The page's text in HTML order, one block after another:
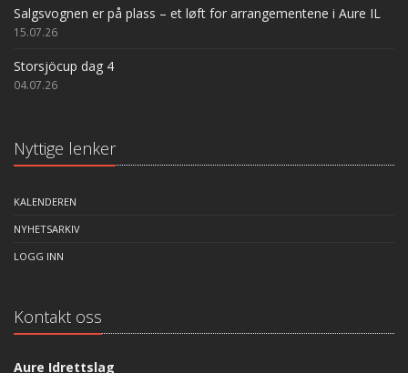
Salgsvognen er på plass – et løft for arrangementene i Aure IL
15.07.26
Storsjöcup dag 4
04.07.26
Nyttige lenker
KALENDEREN
NYHETSARKIV
LOGG INN
Kontakt oss
Aure Idrettslag